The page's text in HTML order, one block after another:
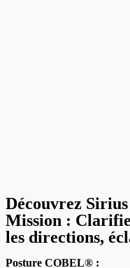
Découvrez
Mission :
les directions,
Posture COBEL® :